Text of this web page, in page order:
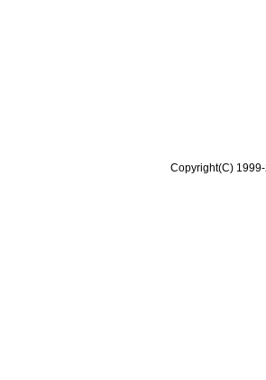
Copyright(C)